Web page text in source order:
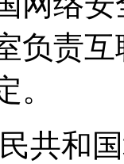
负责
。
共和